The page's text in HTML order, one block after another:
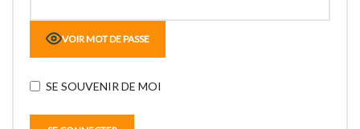
VOIR MOT DE PASSE
SE SOUVENIR DE MOI